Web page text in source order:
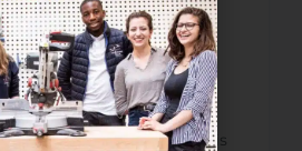
?
des journées portes
de nos CFA deux fois